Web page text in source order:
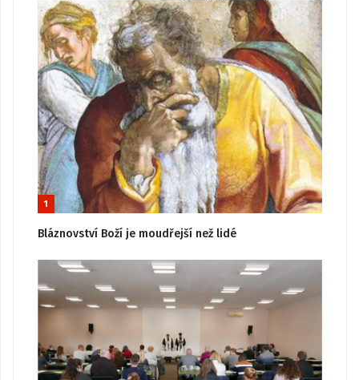
1
Bláznovství Boží je moudřejší než lidé